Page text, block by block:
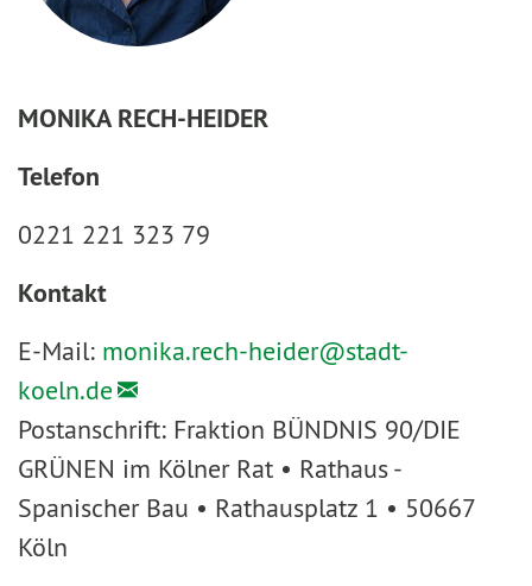
MONIKA RECH-HEIDER
Telefon
0221 221 323 79
Kontakt
E-Mail: monika.rech-heider@stadt-
koeln.de
Postanschrift: Fraktion BÜNDNIS 90/DIE
GRÜNEN im Kölner Rat • Rathaus -
Spanischer Bau • Rathausplatz 1 • 50667
Köln